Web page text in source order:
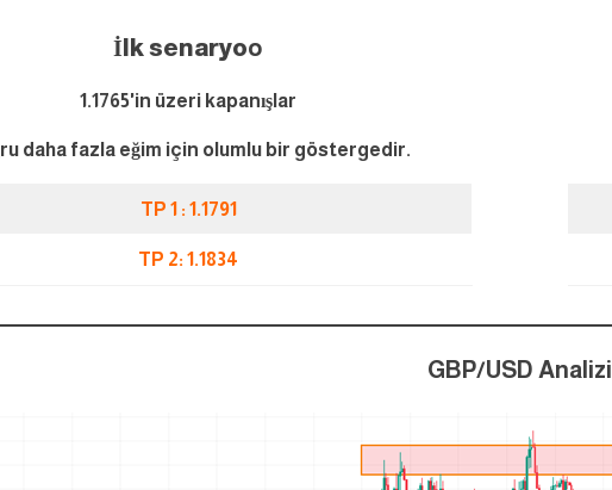
İlk senaryoo
1.1765'in üzeri kapanışlar
daha fazla eğim için olumlu bir göstergedir.
TP 1 : 1.1791
TP 2: 1.1834
GBP/USD Analizi